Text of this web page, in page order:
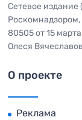
Сетевое издание
80505 от 15
Олеся
О проекте
Реклама